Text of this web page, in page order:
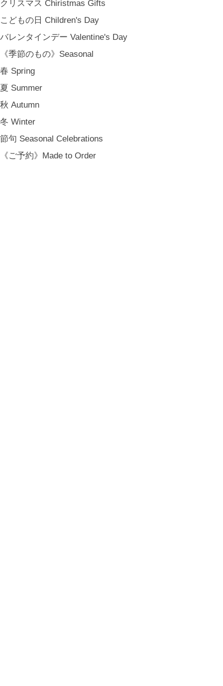
クリスマス Chiristmas Gifts
こどもの日 Children's Day
バレンタインデー Valentine's Day
《季節のもの》Seasonal
春 Spring
夏 Summer
秋 Autumn
冬 Winter
節句 Seasonal Celebrations
《ご予約》Made to Order
MY PAGE
[ MAIL MAGAZINE ]
登録
[ NOTICE ]
プライバシーポリシー
会員規約